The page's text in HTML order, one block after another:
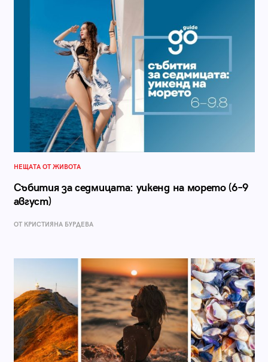
НЕЩАТА ОТ ЖИВОТА
Събития за седмицата: уикенд на морето (6–9
август)
ОТ КРИСТИЯНА БУРДЕВА